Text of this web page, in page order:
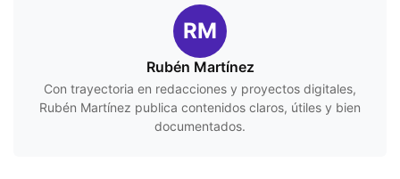
RM
Rubén Martínez
Con trayectoria en redacciones y proyectos digitales,
Rubén Martínez publica contenidos claros, útiles y bien
documentados.